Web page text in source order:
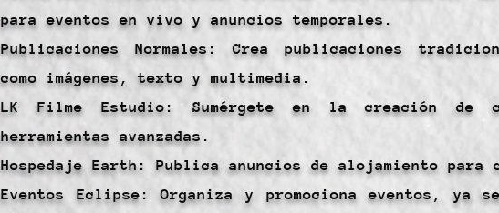
para eventos en vivo y anuncios temporales.
Publicaciones Normales: Crea publicaciones
como imágenes, texto y multimedia.
LK Filme Estudio: Sumérgete en la creación de
herramientas avanzadas.
Hospedaje Earth: Publica anuncios de alojamiento
Eventos Eclipse: Organiza y promociona eventos, ya